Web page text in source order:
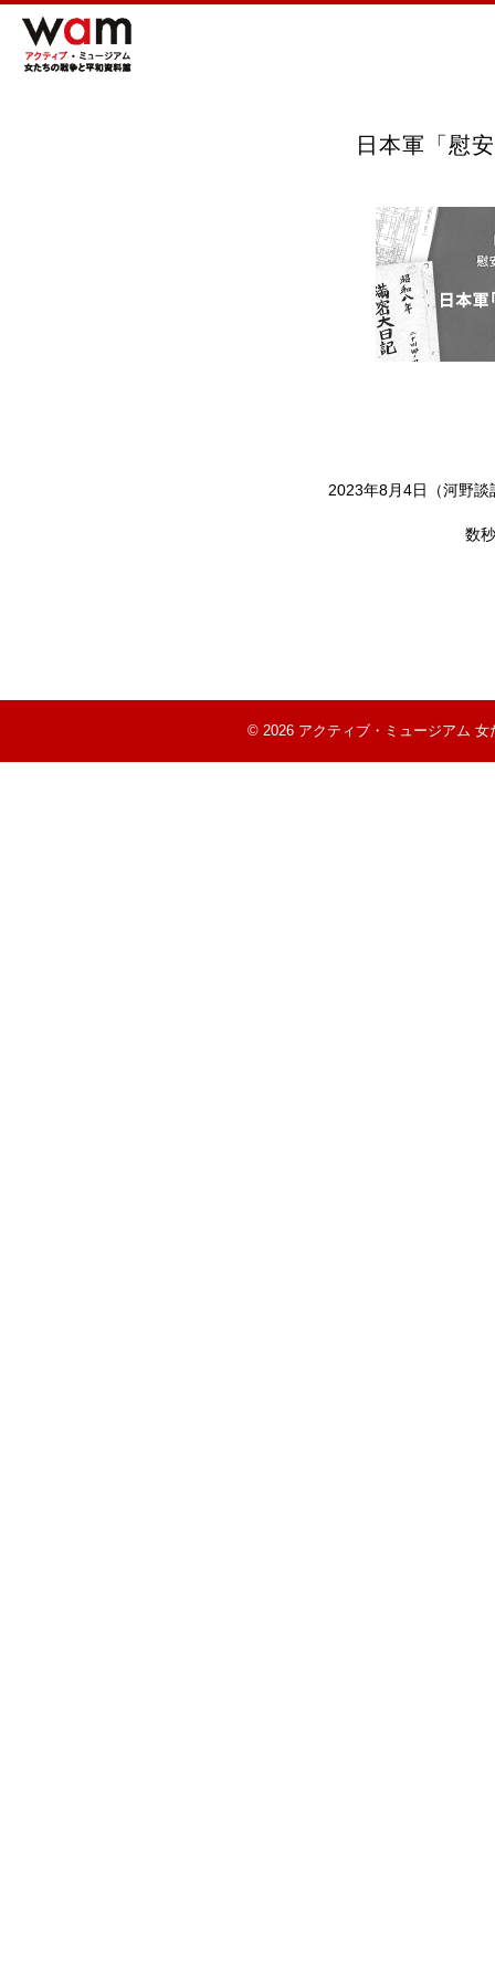
日本軍「慰
2023年8月4日（河野
数
© 2026 アクティブ・ミュージアム